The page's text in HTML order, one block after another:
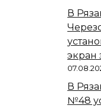
В
экран
В
№48